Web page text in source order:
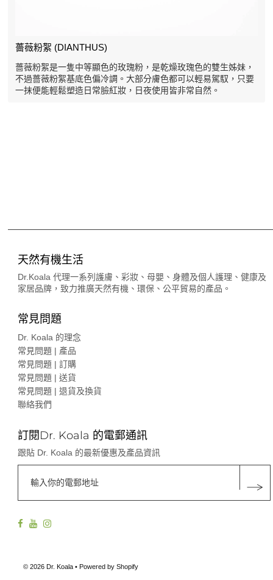
薔薇粉絮 (DIANTHUS)
薔薇粉絮是一隻中等顯色的玫瑰粉，是乾燥玫瑰色的雙生姊妹，
不過薔薇粉絮基底色偏冷調。大部分膚色都可以輕易駕馭，只要
一抹便能輕鬆塑造日常臉紅妝，日夜使用皆非常自然。
天然有機生活
Dr.Koala 代理一系列護膚、彩妝、母嬰、身體及個人護理、健康及
家居品牌，致力推廣天然有機、環保、公平貿易的產品。
常見問題
Dr. Koala 的理念
常見問題 | 產品
常見問題 | 訂購
常見問題 | 送貨
常見問題 | 退貨及換貨
聯絡我們
訂閱Dr. Koala 的電郵通訊
跟貼 Dr. Koala 的最新優惠及產品資訊
© 2026 Dr. Koala• Powered by Shopify